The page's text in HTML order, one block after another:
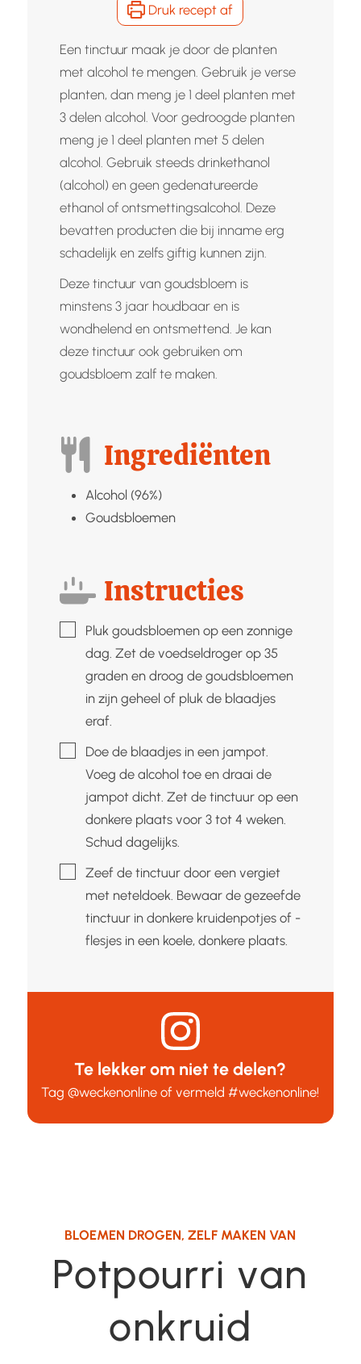
Druk recept af
Een tinctuur maak je door de planten
met alcohol te mengen. Gebruik je verse
planten, dan meng je 1 deel planten met
3 delen alcohol. Voor gedroogde planten
meng je 1 deel planten met 5 delen
alcohol. Gebruik steeds drinkethanol
(alcohol) en geen gedenatureerde
ethanol of ontsmettingsalcohol. Deze
bevatten producten die bij inname erg
schadelijk en zelfs giftig kunnen zijn.
Deze tinctuur van goudsbloem is
minstens 3 jaar houdbaar en is
wondhelend en ontsmettend. Je kan
deze tinctuur ook gebruiken om
goudsbloem zalf te maken.
Ingrediënten
Alcohol (96%)
Goudsbloemen
Instructies
▢Pluk goudsbloemen op een zonnige
dag. Zet de voedseldroger op 35
graden en droog de goudsbloemen
in zijn geheel of pluk de blaadjes
eraf.
▢Doe de blaadjes in een jampot.
Voeg de alcohol toe en draai de
jampot dicht. Zet de tinctuur op een
donkere plaats voor 3 tot 4 weken.
Schud dagelijks.
▢
Zeef de tinctuur door een vergiet
met neteldoek. Bewaar de gezeefde
tinctuur in donkere kruidenpotjes of -
flesjes in een koele, donkere plaats.
Te lekker om niet te delen?
Tag@weckenonline of vermeld#weckenonline!
BLOEMEN DROGEN,ZELF MAKEN VAN
Potpourri van
onkruid